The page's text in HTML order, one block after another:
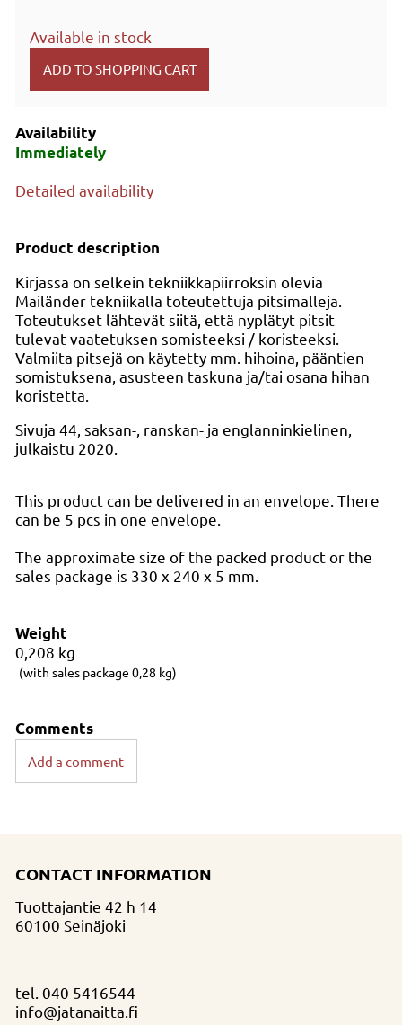
Available in stock
Availability
Immediately
Detailed availability
Product description
Kirjassa on selkein tekniikkapiirroksin olevia
Mailänder tekniikalla toteutettuja pitsimalleja.
Toteutukset lähtevät siitä, että nyplätyt pitsit
tulevat vaatetuksen somisteeksi / koristeeksi.
Valmiita pitsejä on käytetty mm. hihoina, pääntien
somistuksena, asusteen taskuna ja/tai osana hihan
koristetta.
Sivuja 44, saksan-, ranskan- ja englanninkielinen,
julkaistu 2020.
This product can be delivered in an envelope. There
can be 5 pcs in one envelope.
The approximate size of the packed product or the
sales package is 330 x 240 x 5 mm.
Weight
0,208 kg
(with sales package 0,28 kg)
Comments
Add a comment
CONTACT INFORMATION
Tuottajantie 42 h 14
60100 Seinäjoki
tel. 040 5416544
info@jatanaitta.fi